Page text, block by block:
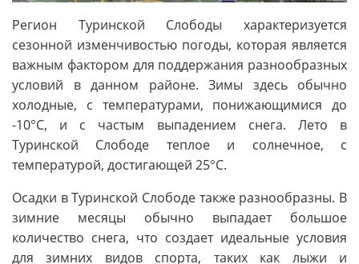
Регион Туринской Слободы характеризуется
сезонной изменчивостью погоды, которая является
важным фактором для поддержания разнообразных
условий в данном районе. Зимы здесь обычно
холодные, с температурами, понижающимися до
-10°C, и с частым выпадением снега. Лето в
Туринской Слободе теплое и солнечное, с
температурой, достигающей 25°C.
Осадки в Туринской Слободе также разнообразны. В
зимние месяцы обычно выпадает большое
количество снега, что создает идеальные условия
для зимних видов спорта, таких как лыжи и